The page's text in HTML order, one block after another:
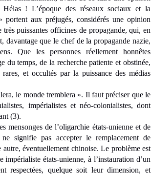
! L’époque des réseaux sociaux et la
aux préjugés, considérés une opinion
puissantes officines de propagande, qui, en
davantage que le chef de la propagande nazie,
Que les personnes réellement honnêtes
du temps, de la recherche patiente et obstinée,
et occultés par la puissance des médias
le monde tremblera ». Il faut préciser que le
impérialistes et néo-colonialistes, dont
(3).
mensonges de l’oligarchie états-unienne et de
signifie pas accepter le remplacement de
éventuellement chinoise. Le problème est
états-unienne, à l’instauration d’un
respectées, quelque soit leur dimension, et